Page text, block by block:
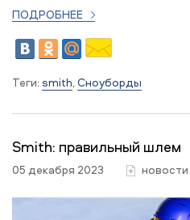
ПОДРОБНЕЕ
Теги: smith, Сноуборды
Smith: правильный шлем
05 декабря 2023 новости